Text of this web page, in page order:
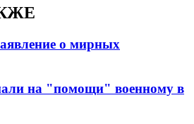
о мирных
на "помощи" военному в